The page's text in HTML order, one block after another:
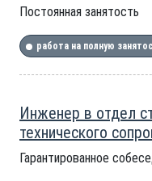
Постоянная занятость
работа на полную
Инженер в отдел
технического
Гарантированное